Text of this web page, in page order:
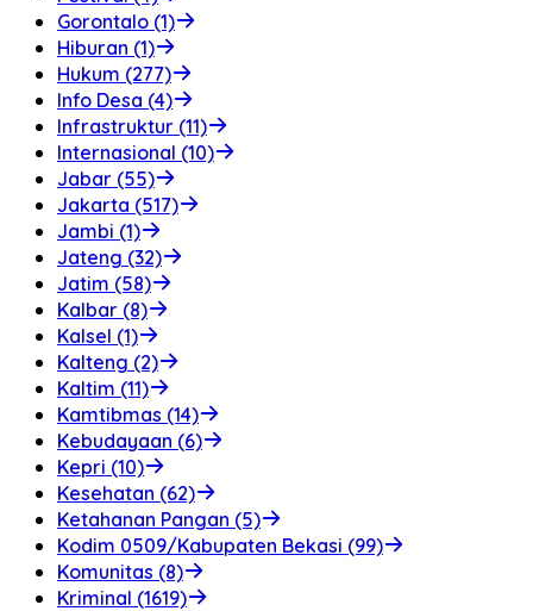
Gorontalo (1)
Hiburan (1)
Hukum (277)
Info Desa (4)
Infrastruktur (11)
Internasional (10)
Jabar (55)
Jakarta (517)
Jambi (1)
Jateng (32)
Jatim (58)
Kalbar (8)
Kalsel (1)
Kalteng (2)
Kaltim (11)
Kamtibmas (14)
Kebudayaan (6)
Kepri (10)
Kesehatan (62)
Ketahanan Pangan (5)
Kodim 0509/Kabupaten Bekasi (99)
Komunitas (8)
Kriminal (1619)